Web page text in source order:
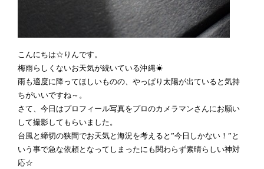
こんにちは☆りんです。
梅雨らしくないお天気が続いている沖縄☀
雨も適度に降ってほしいものの、やっぱり太陽が出ていると気持
ちがいいですね～。
さて、今日はプロフィール写真をプロのカメラマンさんにお願い
して撮影してもらいました。
台風と締切の狭間でお天気と海況を考えると”今日しかない！”と
いう事で急な依頼となってしまったにも関わらず素晴らしい神対
応☆